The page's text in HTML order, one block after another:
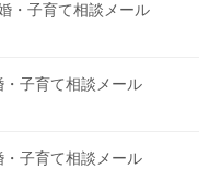
・子育て相談メール
子育て相談メール
子育て相談メール